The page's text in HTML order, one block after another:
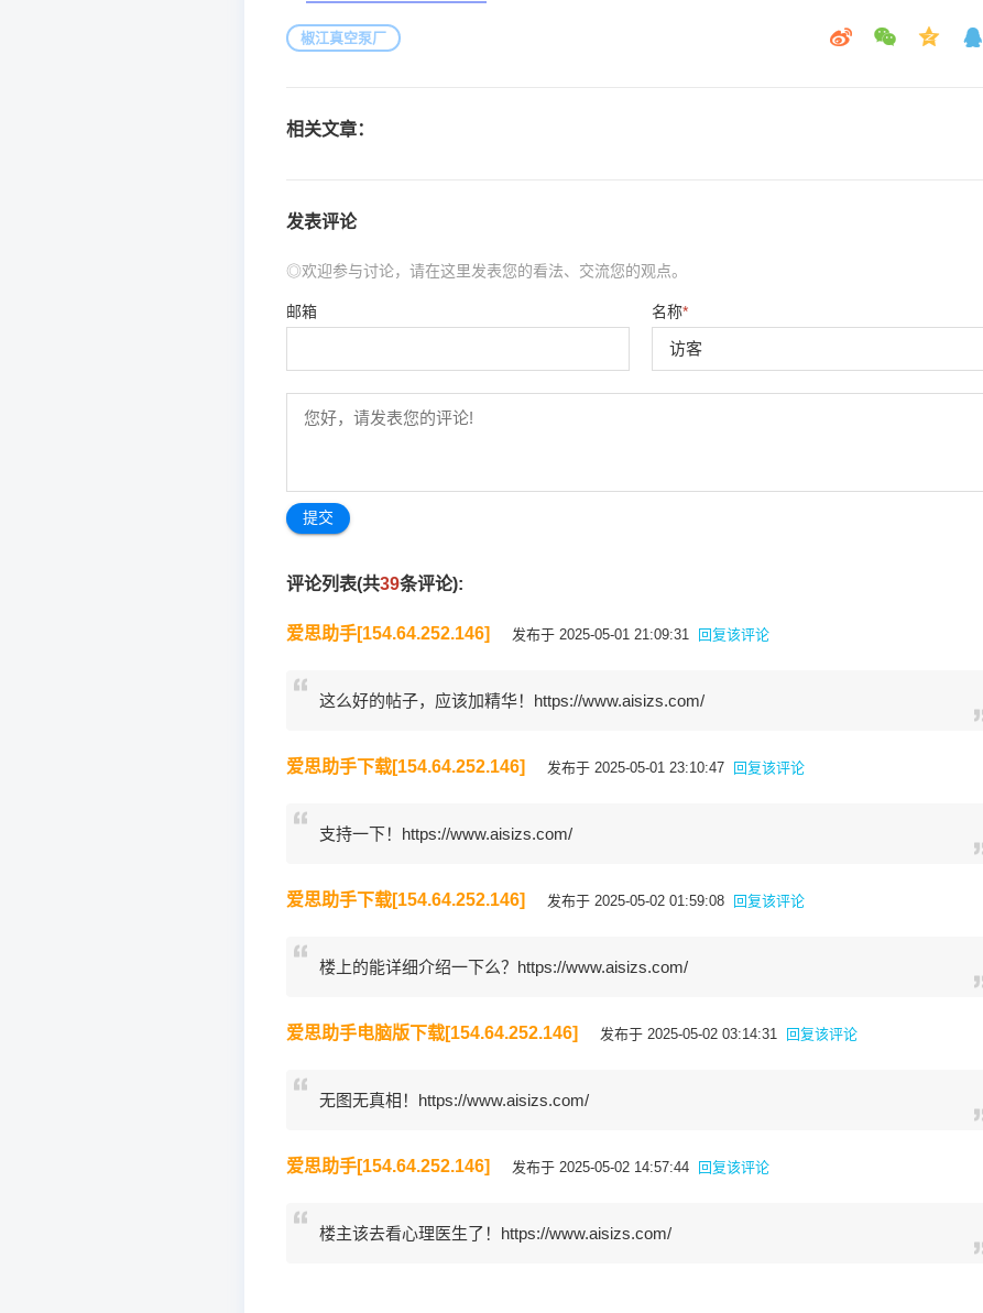
椒江真空泵厂
相关文章：
发表评论
◎欢迎参与讨论，请在这里发表您的看法、交流您的观点。
名称*
邮箱
评论列表(共39条评论):
爱思助手[154.64.252.146] 发布于 2025-05-01 21:09:31 回复该评论
这么好的帖子，应该加精华！https://www.aisizs.com/
爱思助手下载[154.64.252.146] 发布于 2025-05-01 23:10:47 回复该评论
支持一下！https://www.aisizs.com/
爱思助手下载[154.64.252.146] 发布于 2025-05-02 01:59:08 回复该评论
楼上的能详细介绍一下么？https://www.aisizs.com/
爱思助手电脑版下载[154.64.252.146] 发布于 2025-05-02 03:14:31 回复该评论
无图无真相！https://www.aisizs.com/
爱思助手[154.64.252.146] 发布于 2025-05-02 14:57:44 回复该评论
楼主该去看心理医生了！https://www.aisizs.com/